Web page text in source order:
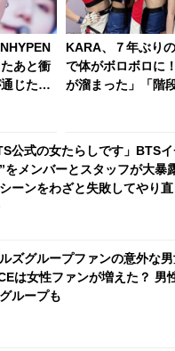
あと衝
じたの
ンバー
KARA、７年ぶり
で体がボロボロに
が溜まった」「階
公式の女たらしです」BTS
”をメンバーとスタッフが大暴
ーンをわざと失敗してやり
れるメンバーも！ 爆弾発言の
ズグループファンの意外な男
は女性ファンが増えた？ 男
ループも